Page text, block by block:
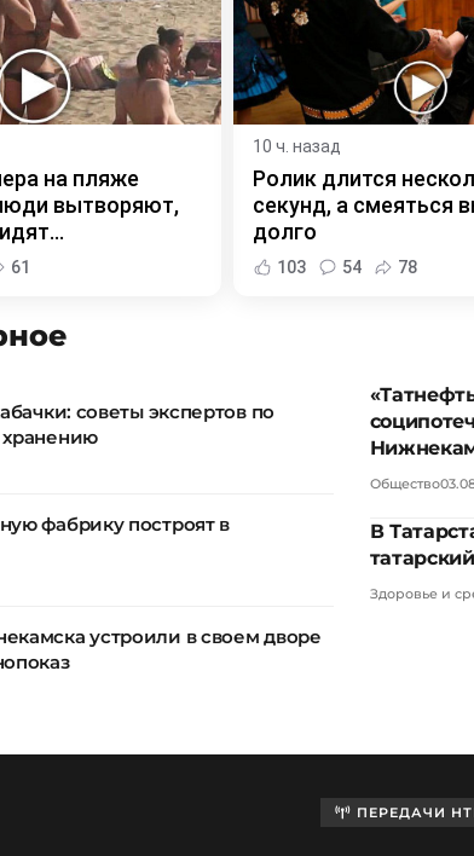
на пляже
вытворяют,
61
10 ч. назад
Ролик длится
секунд, а смеяться
долго
103 54 78
советы экспертов по
фабрику построят в
устроили в своем дворе
Общество
В
Здоровье и
ПЕРЕДАЧИ